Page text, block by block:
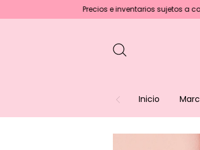
Precios e inventarios sujetos a cambios sin
Inicio